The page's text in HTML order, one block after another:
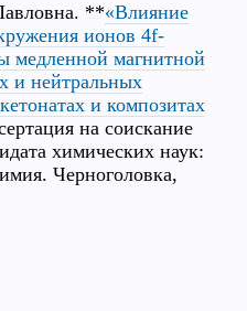
**«Влияние
ионов 4f-
медленной магнитной
и нейтральных
и композитах
на соискание
химических наук:
Черноголовка,